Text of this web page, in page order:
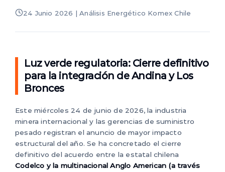
24 Junio 2026 | Análisis Energético Komex Chile
Luz verde regulatoria: Cierre definitivo
para la integración de Andina y Los
Bronces
Este miércoles 24 de junio de 2026, la industria
minera internacional y las gerencias de suministro
pesado registran el anuncio de mayor impacto
estructural del año. Se ha concretado el cierre
definitivo del acuerdo entre la estatal chilena
Codelco y la multinacional Anglo American (a través